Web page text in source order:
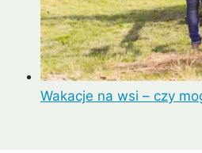
Wakacje na wsi – czy